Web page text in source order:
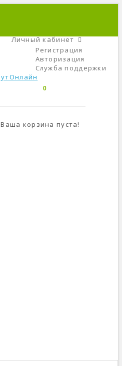
Личный кабинет
Регистрация
Авторизация
Служба поддержки
0
Ваша корзина пуста!